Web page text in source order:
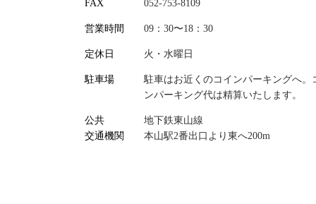
FAX 052-753-8109
営業時間 09：30〜18：30
定休日 火・水曜日
駐車場
駐車はお近くのコインパーキングへ。
ンパーキング代は精算いたします。
公共
交通機関
地下鉄東山線
本山駅2番出口より東へ200m